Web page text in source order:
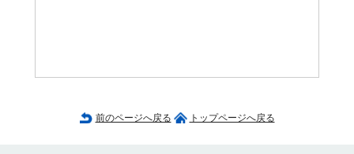
前のページへ戻る トップページへ戻る